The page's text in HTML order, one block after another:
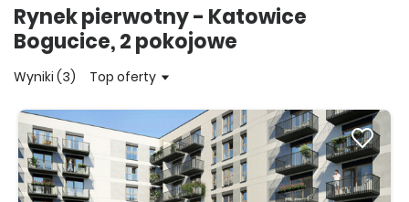
Rynek pierwotny - Katowice
Bogucice, 2 pokojowe
Wyniki (3) Top oferty